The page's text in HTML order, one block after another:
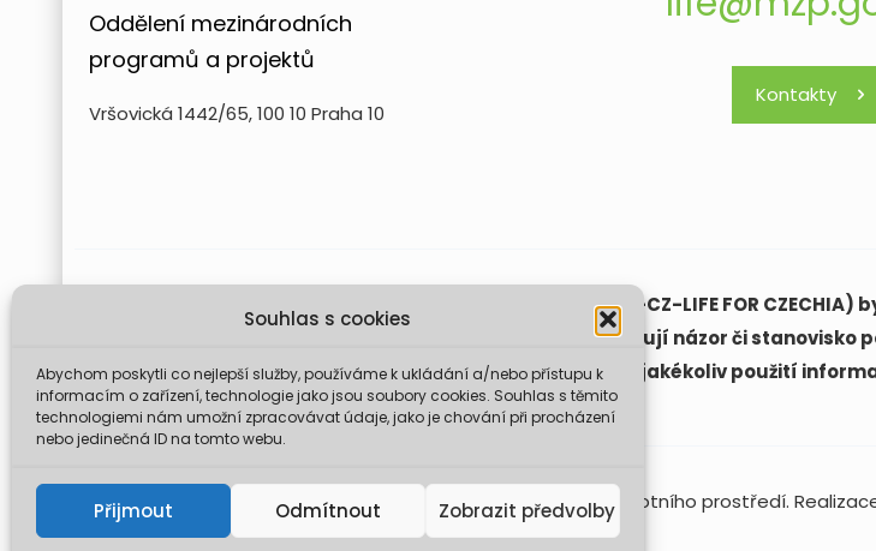
Souhlas s cookies
Abychom poskytli co nejlepší služby, používáme k ukládání a/nebo přístupu k
informacím o zařízení, technologie jako jsou soubory cookies. Souhlas s těmito
technologiemi nám umožní zpracovávat údaje, jako je chování při procházení
nebo jedinečná ID na tomto webu.
Přijmout Odmítnout Zobrazit předvolby
Oddělení mezinárodních
programů a projektů
Vršovická 1442/65, 100 10 Praha 10
Kontakty
Projekt FUTURE for Czech LIFE (LIFE21-CAP-CZ-LIFE FOR
Údaje a informace zveřejněné na těchto stránkách vyjadřují názor či
komise není odpovědná za jakékoliv použití
© 2026 Ministerstvo životního prostředí.